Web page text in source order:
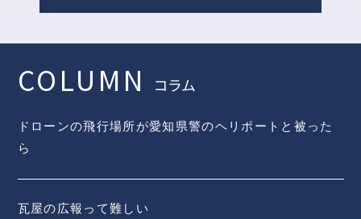
COLUMN コラム
ドローンの飛行場所が愛知県警のヘリポートと被った
ら
瓦屋の広報って難しい